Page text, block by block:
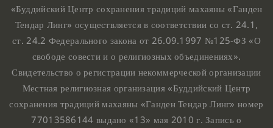
«Буддийский Центр сохранения традиций махаяны «Ганден
Тендар Линг» осуществляется в соответствии со ст. 24.1,
ст. 24.2 Федерального закона от 26.09.1997 №125-ФЗ «О
свободе совести и о религиозных объединениях».
Свидетельство о регистрации некоммерческой организации
Местная религиозная организация «Буддийский Центр
сохранения традиций махаяны «Ганден Тендар Линг» номер
77013586144 выдано «13» мая 2010 г. Запись о